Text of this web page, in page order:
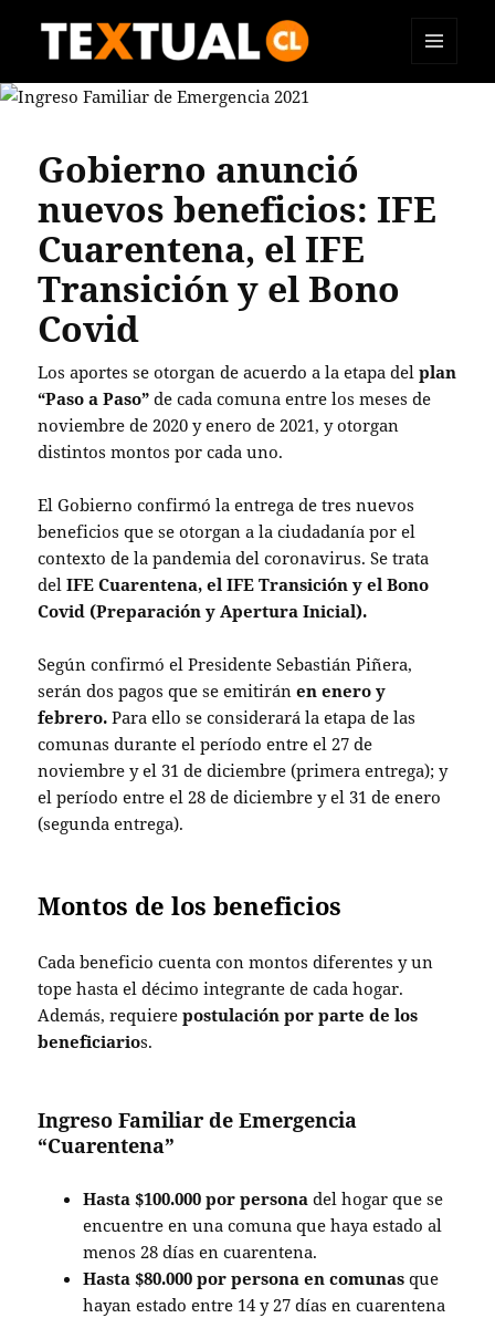
TEXTUAL
Gobierno anunció
nuevos beneficios: IFE
Cuarentena, el IFE
Transición y el Bono
Covid
Los aportes se otorgan de acuerdo a la etapa delplan
“Paso a Paso” de cada comuna entre los meses de
noviembre de 2020 y enero de 2021, y otorgan
distintos montos por cada uno.
El Gobierno confirmó la entrega de tres nuevos
beneficios que se otorgan a la ciudadanía por el
contexto de la pandemia del coronavirus. Se trata
delIFE Cuarentena, el IFE Transición y el Bono
Covid (Preparación y Apertura Inicial).
Según confirmó el Presidente Sebastián Piñera,
serán dos pagos que se emitiránen enero y
febrero. Para ello se considerará la etapa de las
comunas durante el período entre el 27 de
noviembre y el 31 de diciembre (primera entrega); y
el período entre el 28 de diciembre y el 31 de enero
(segunda entrega).
Montos de los beneficios
Cada beneficio cuenta con montos diferentes y un
tope hasta el décimo integrante de cada hogar.
Además, requierepostulación por parte de los
beneficiarios.
Ingreso Familiar de Emergencia
“Cuarentena”
Hasta $100.000 por persona del hogar que se
encuentre en una comuna que haya estado al
menos 28 días en cuarentena.
Hasta $80.000 por persona en comunas que
hayan estado entre 14 y 27 días en cuarentena